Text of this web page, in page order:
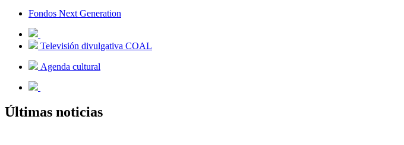
Fondos Next Generation
Televisión divulgativa COAL
Agenda cultural
Últimas noticias